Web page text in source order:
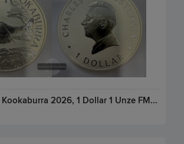
AUSTRALIEN. Kookaburra 2026, 1 Dollar 1 Unze FM-Frankfurt, Feinsilber: 31,1g